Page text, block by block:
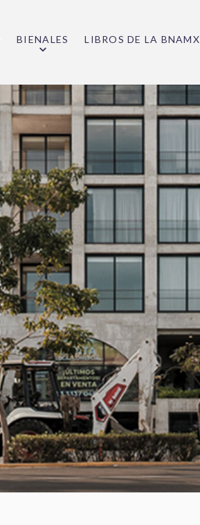
BIENALES LIBROS DE LA BNAMX